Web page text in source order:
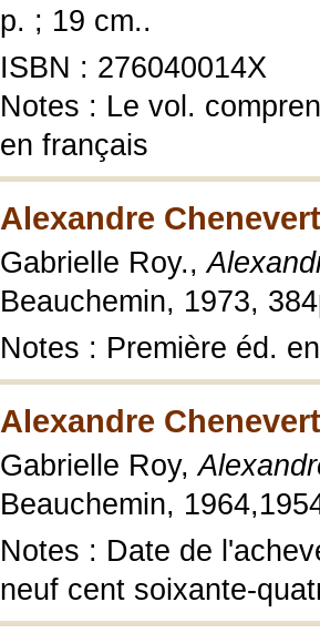
p. ; 19 cm..
ISBN : 276040014X
Notes : Le vol.
en français
Alexandre
Gabrielle Roy.,
Beauchemin, 1973,
Notes : Première éd.
Alexandre
Gabrielle Roy,
Beauchemin,
Notes : Date de
neuf cent soixante-